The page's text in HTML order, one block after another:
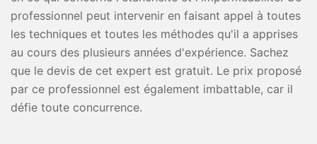
professionnel peut intervenir en faisant appel à toutes
les techniques et toutes les méthodes qu'il a apprises
au cours des plusieurs années d'expérience. Sachez
que le devis de cet expert est gratuit. Le prix proposé
par ce professionnel est également imbattable, car il
défie toute concurrence.